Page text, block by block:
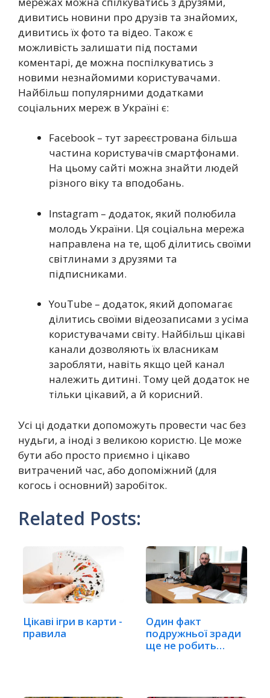
дивитись новини про друзів та знайомих,
дивитись їх фото та відео. Також є
можливість залишати під постами
коментарі, де можна поспілкуватись з
новими незнайомими користувачами.
Найбільш популярними додатками
соціальних мереж в Україні є:
Facebook – тут зареєстрована більша
частина користувачів смартфонами.
На цьому сайті можна знайти людей
різного віку та вподобань.
Instagram – додаток, який полюбила
молодь України. Ця соціальна мережа
направлена на те, щоб ділитись своїми
світлинами з друзями та
підписниками.
YouTube – додаток, який допомагає
ділитись своїми відеозаписами з усіма
користувачами світу. Найбільш цікаві
канали дозволяють їх власникам
заробляти, навіть якщо цей канал
належить дитині. Тому цей додаток не
тільки цікавий, а й корисний.
Усі ці додатки допоможуть провести час без
нудьги, а іноді з великою користю. Це може
бути або просто приємно і цікаво
витрачений час, або допоміжний (для
когось і основний) заробіток.
Related Posts:
Цікаві ігри в карти -
правила
Один факт
подружньої зради
ще не робить